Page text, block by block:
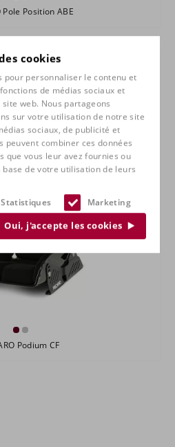
cookies
pour personnaliser le contenu et
de médias sociaux et
web. Nous partageons
sur votre utilisation de notre site
sociaux, de publicité et
peuvent combiner ces données
que vous leur avez fournies ou
de votre utilisation de leurs
Statistiques Marketing
Oui, j'accepte les cookies
Pole Position ABE
Podium CF